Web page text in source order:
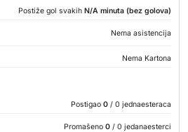
Postiže gol svakih N/A minuta (bez golova)
Nema asistencija
Nema Kartona
Postigao 0 / 0 jednaesteraca
Promašeno 0 / 0 jedanaesterci